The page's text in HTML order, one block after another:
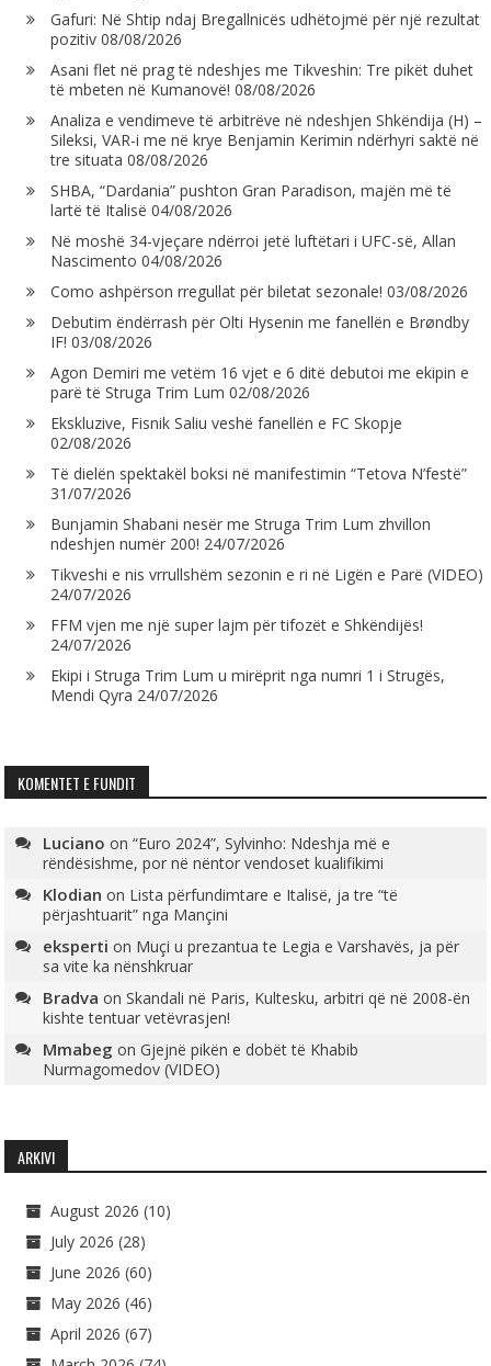
Gafuri: Në Shtip ndaj Bregallnicës udhëtojmë për një rezultat
pozitiv 08/08/2026
Asani flet në prag të ndeshjes me Tikveshin: Tre pikët duhet
të mbeten në Kumanovë! 08/08/2026
Analiza e vendimeve të arbitrëve në ndeshjen Shkëndija (H) –
Sileksi, VAR-i me në krye Benjamin Kerimin ndërhyri saktë në
tre situata 08/08/2026
SHBA, “Dardania” pushton Gran Paradison, majën më të
lartë të Italisë 04/08/2026
Në moshë 34-vjeçare ndërroi jetë luftëtari i UFC-së, Allan
Nascimento 04/08/2026
Como ashpërson rregullat për biletat sezonale! 03/08/2026
Debutim ëndërrash për Olti Hysenin me fanellën e Brøndby
IF! 03/08/2026
Agon Demiri me vetëm 16 vjet e 6 ditë debutoi me ekipin e
parë të Struga Trim Lum 02/08/2026
Ekskluzive, Fisnik Saliu veshë fanellën e FC Skopje
02/08/2026
Të dielën spektakël boksi në manifestimin “Tetova N’festë”
31/07/2026
Bunjamin Shabani nesër me Struga Trim Lum zhvillon
ndeshjen numër 200! 24/07/2026
Tikveshi e nis vrrullshëm sezonin e ri në Ligën e Parë (VIDEO)
24/07/2026
FFM vjen me një super lajm për tifozët e Shkëndijës!
24/07/2026
Ekipi i Struga Trim Lum u mirëprit nga numri 1 i Strugës,
Mendi Qyra 24/07/2026
KOMENTET E FUNDIT
Luciano on“Euro 2024”, Sylvinho: Ndeshja më e
rëndësishme, por në nëntor vendoset kualifikimi
Klodian on Lista përfundimtare e Italisë, ja tre “të
përjashtuarit” nga Mançini
eksperti on Muçi u prezantua te Legia e Varshavës, ja për
sa vite ka nënshkruar
Bradva onSkandali në Paris, Kultesku, arbitri që në 2008-ën
kishte tentuar vetëvrasjen!
Mmabeg onGjejnë pikën e dobët të Khabib
Nurmagomedov (VIDEO)
ARKIVI
August 2026 (10)
July 2026 (28)
June 2026 (60)
May 2026 (46)
April 2026 (67)